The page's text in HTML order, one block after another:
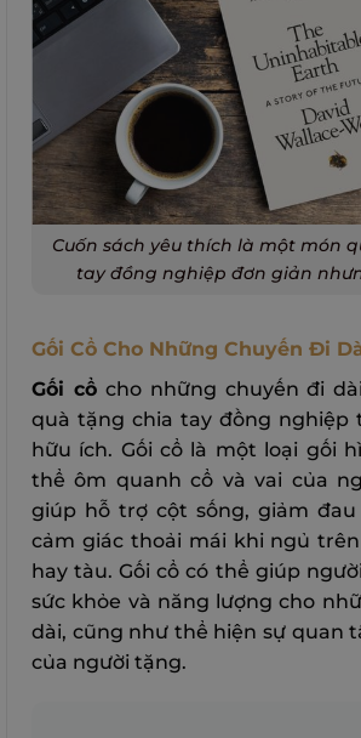
Cuốn sách yêu thích là một món
tay đồng nghiệp đơn giản
Gối Cổ Cho Những Chuyến Đi
Gối cổcho những chuyến đi
quà tặng chia tay đồng nghiệp
hữu ích. Gối cổ là một loại gối
thể ôm quanh cổ và vai của
giúp hỗ trợ cột sống, giảm
cảm giác thoải mái khi ngủ trên
hay tàu. Gối cổ có thể giúp
sức khỏe và năng lượng cho
dài, cũng như thể hiện sự quan
của người tặng.